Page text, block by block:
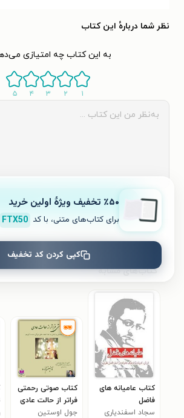
نظر شما دربارهٔ این کتاب
به این کتاب چه امتیازی
۱ ۲ ۳ ۴ ۵
ثبت نظر
کتاب‌های مشابه
کتاب عامیانه های
فاضل
سجاد اسفندیاری
کتاب صوتی رحمتی
فراتر از حالت عادی
جول اوستین
٪۵۰ تخفیف ویژۀ اولین خرید
برای کتاب‌های متنی، با کد FTX50
کپی کردن کد تخفیف